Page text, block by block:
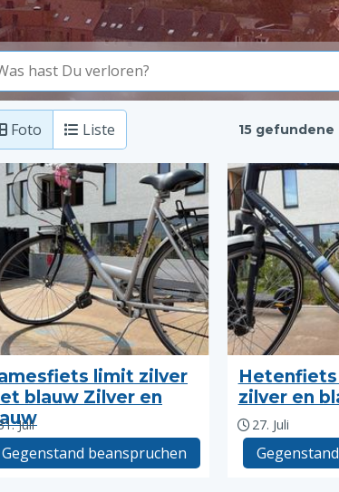
Foto Liste 15
limit zilver
blauw Zilver en
Juli
Gegenstand beanspruchen
zilver en
27. Juli